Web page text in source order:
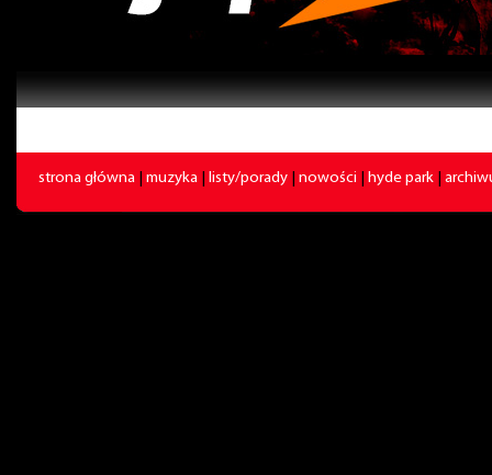
strona główna muzyka listy/porady nowości hyde park